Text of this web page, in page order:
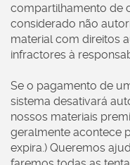
compartilhamento de
considerado não
material com direitos
infractores à
Se o pagamento de
sistema desativará
nossos materiais
geralmente acontece
expira.) Queremos